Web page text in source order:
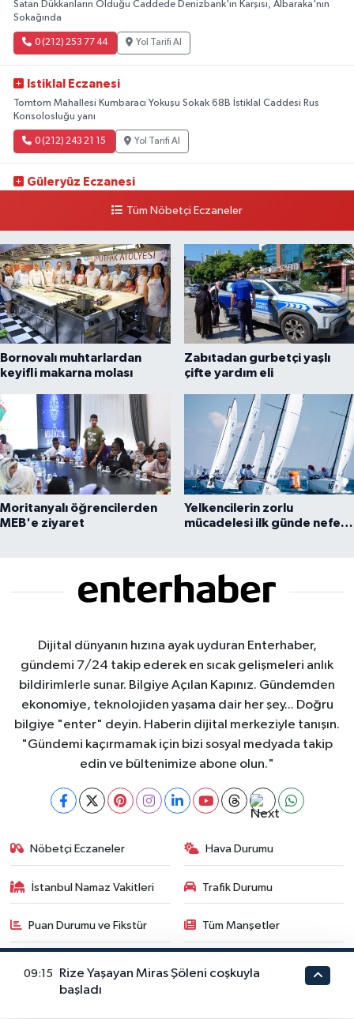
Satan Dükkanların Olduğu Caddede Denizbank'ın Karşısı, Albaraka'nın
Sokağında
0 (212) 253 77 44 Yol Tarifi Al
Istiklal Eczanesi
Tomtom Mahallesi Kumbaracı Yokuşu Sokak 68B İstiklal Caddesi Rus
Konsolosluğu yanı
0 (212) 243 21 15 Yol Tarifi Al
Güleryüz Eczanesi
kalaycıbahçe Meydana DoğruTüm Nöbetçi Eczaneler
Bornovalı muhtarlardan
keyifli makarna molası
Zabıtadan gurbetçi yaşlı
çifte yardım eli
Moritanyalı öğrencilerden
MEB'e ziyaret
Yelkencilerin zorlu
mücadelesi ilk günde nefes
Dijital dünyanın hızına ayak uyduran Enterhaber,
gündemi 7/24 takip ederek en sıcak gelişmeleri anlık
bildirimlerle sunar. Bilgiye Açılan Kapınız. Gündemden
ekonomiye, teknolojiden yaşama dair her şey... Doğru
bilgiye "enter" deyin. Haberin dijital merkeziyle tanışın.
"Gündemi kaçırmamak için bizi sosyal medyada takip
edin ve bültenimize abone olun."
Nöbetçi Eczaneler Hava Durumu
İstanbul Namaz Vakitleri Trafik Durumu
Puan Durumu ve Fikstür Tüm Manşetler
09:15
Rize Yaşayan Miras Şöleni coşkuyla
başladı